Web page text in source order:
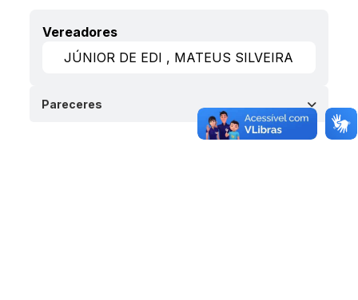
Vereadores
JÚNIOR DE EDI , MATEUS SILVEIRA
Pareceres